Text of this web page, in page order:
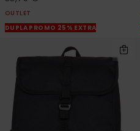
OUTLET
DUPLA PROMO 25% EXTRA